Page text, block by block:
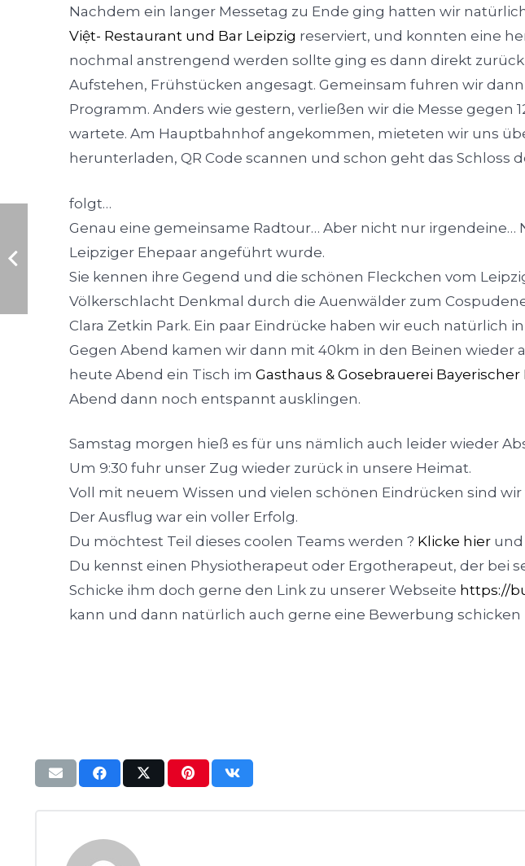
Nachdem ein langer Messetag zu Ende ging hatten wir
Việt- Restaurant und Bar Leipzig reserviert, und konnten eine
nochmal anstrengend werden sollte ging es dann direkt
Aufstehen, Frühstücken angesagt. Gemeinsam fuhren wir
Programm. Anders wie gestern, verließen wir die Messe gegen
wartete. Am Hauptbahnhof angekommen, mieteten wir uns
herunterladen, QR Code scannen und schon geht das Schloss
folgt…
Genau eine gemeinsame Radtour… Aber nicht nur irgendeine…
Leipziger Ehepaar angeführt wurde.
Sie kennen ihre Gegend und die schönen Fleckchen vom
Völkerschlacht Denkmal durch die Auenwälder zum
Clara Zetkin Park. Ein paar Eindrücke haben wir euch natürlich
Gegen Abend kamen wir dann mit 40km in den Beinen
heute Abend ein Tisch im Gasthaus & Gosebrauerei
Abend dann noch entspannt ausklingen.
Samstag morgen hieß es für uns nämlich auch leider wieder
Um 9:30 fuhr unser Zug wieder zurück in unsere Heimat.
Voll mit neuem Wissen und vielen schönen Eindrücken sind
Der Ausflug war ein voller Erfolg.
Du möchtest Teil dieses coolen Teams werden ? Klicke hier und
Du kennst einen Physiotherapeut oder Ergotherapeut, der bei
Schicke ihm doch gerne den Link zu unserer Webseite https://
kann und dann natürlich auch gerne eine Bewerbung schicken